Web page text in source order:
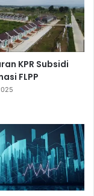
KPR Subsidi
FLPP